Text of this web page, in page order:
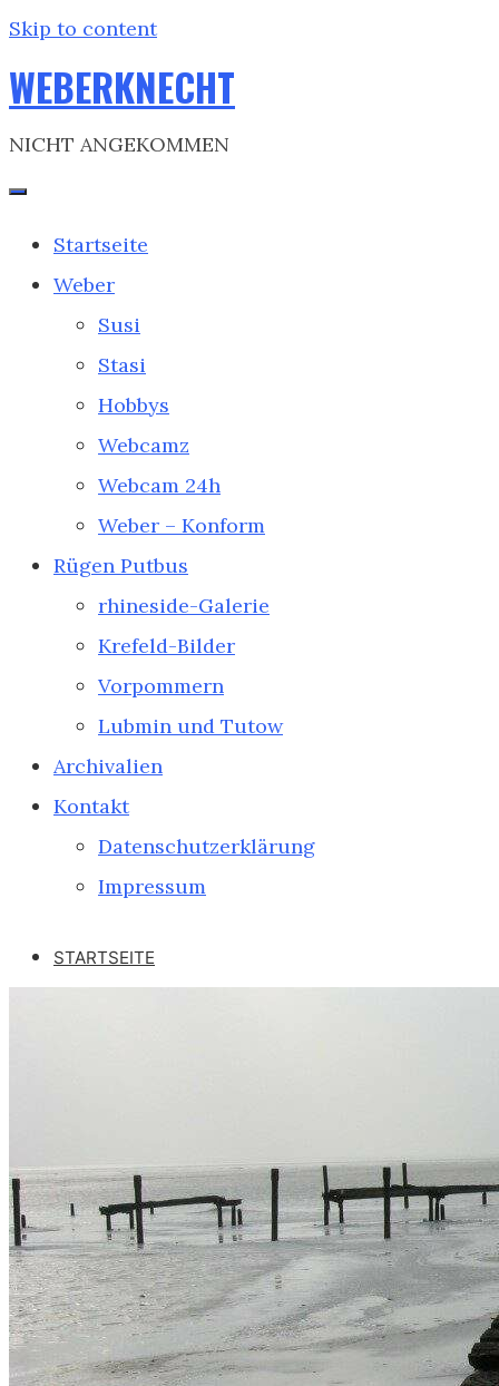
Skip to content
WEBERKNECHT
NICHT ANGEKOMMEN
Startseite
Weber
Susi
Stasi
Hobbys
Webcamz
Webcam 24h
Weber – Konform
Rügen Putbus
rhineside-Galerie
Krefeld-Bilder
Vorpommern
Lubmin und Tutow
Archivalien
Kontakt
Datenschutzerklärung
Impressum
STARTSEITE
WEBCAMZ
WEBCAM 24H
WEBER – KONFORM
RÜGEN PUTBUS
RHINESIDE-GALERIE